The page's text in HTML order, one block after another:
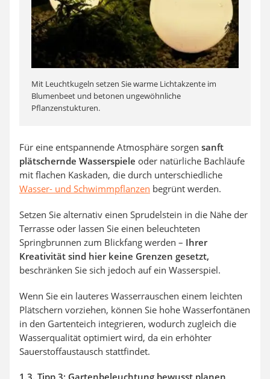
Mit Leuchtkugeln setzen Sie warme Lichtakzente im
Blumenbeet und betonen ungewöhnliche
Pflanzenstukturen.
Für eine entspannende Atmosphäre sorgen sanft
plätschernde Wasserspiele oder natürliche Bachläufe
mit flachen Kaskaden, die durch unterschiedliche
Wasser- und Schwimmpflanzen begrünt werden.
Setzen Sie alternativ einen Sprudelstein in die Nähe der
Terrasse oder lassen Sie einen beleuchteten
Springbrunnen zum Blickfang werden – Ihrer
Kreativität sind hier keine Grenzen gesetzt,
beschränken Sie sich jedoch auf ein Wasserspiel.
Wenn Sie ein lauteres Wasserrauschen einem leichten
Plätschern vorziehen, können Sie hohe Wasserfontänen
in den Gartenteich integrieren, wodurch zugleich die
Wasserqualität optimiert wird, da ein erhöhter
Sauerstoffaustausch stattfindet.